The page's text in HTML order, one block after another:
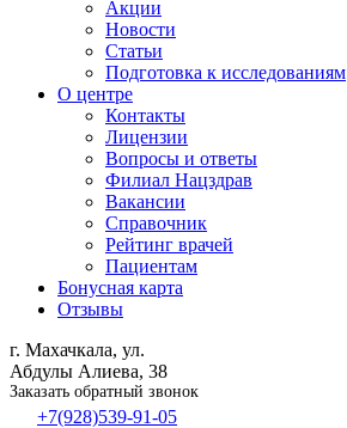
Акции
Новости
Статьи
Подготовка к исследованиям
О центре
Контакты
Лицензии
Вопросы и ответы
Филиал Нацздрав
Вакансии
Справочник
Рейтинг врачей
Пациентам
Бонусная карта
Отзывы
г. Махачкала, ул.
Абдулы Алиева, 38
Заказать обратный звонок
+7(928)539-91-05